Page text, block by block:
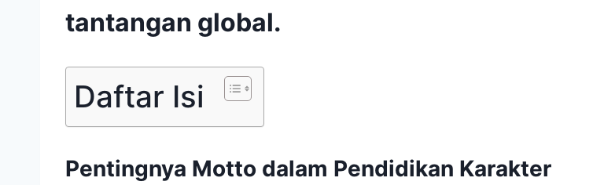
tantangan global.
Daftar Isi
Pentingnya Motto dalam Pendidikan Karakter